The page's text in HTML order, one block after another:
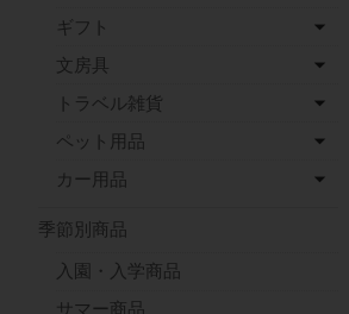
ギフト
文房具
トラベル雑貨
ペット用品
カー用品
季節別商品
入園・入学商品
サマー商品